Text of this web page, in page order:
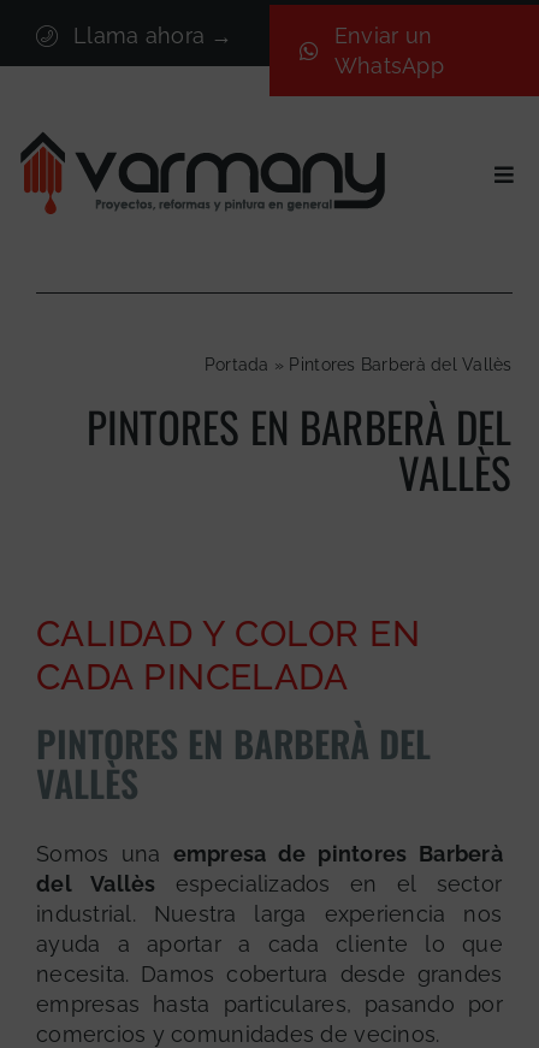
contenido
Llama ahora →
Enviar un
WhatsApp
Sectores
Nosotros
Portada » Pintores Barberà del Vallès
PINTORES EN BARBERÀ DEL
VALLÈS
CALIDAD Y COLOR EN
CADA PINCELADA
PINTORES EN BARBERÀ DEL
VALLÈS
Somos una empresa de pintores Barberà
del Vallès especializados en el sector
industrial. Nuestra larga experiencia nos
ayuda a aportar a cada cliente lo que
necesita. Damos cobertura desde grandes
empresas hasta particulares, pasando por
comercios y comunidades de vecinos.